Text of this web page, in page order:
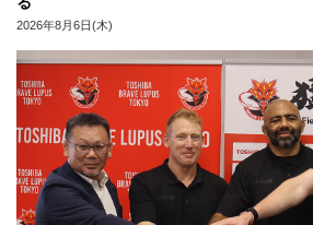
2026年8月6日(木)